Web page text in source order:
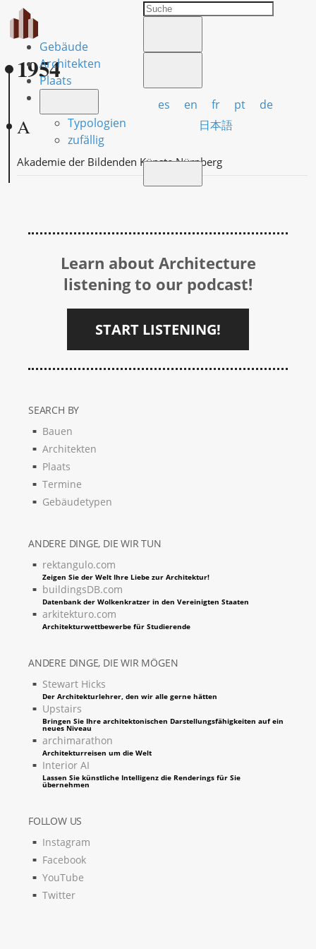
Gebäude
Architekten
Plaats
Typologien
zufällig
es en fr pt
de
日本語
1954
A
Akademie der Bildenden Künste Nürnberg
Learn about Architecture
listening to our podcast!
START LISTENING!
SEARCH BY
Bauen
Architekten
Plaats
Termine
Gebäudetypen
ANDERE DINGE, DIE WIR TUN
rektangulo.com
Zeigen Sie der Welt Ihre Liebe zur Architektur!
buildingsDB.com
Datenbank der Wolkenkratzer in den Vereinigten Staaten
arkitekturo.com
Architekturwettbewerbe für Studierende
ANDERE DINGE, DIE WIR MÖGEN
Stewart Hicks
Der Architekturlehrer, den wir alle gerne hätten
Upstairs
Bringen Sie Ihre architektonischen Darstellungsfähigkeiten auf ein
neues Niveau
archimarathon
Architekturreisen um die Welt
Interior AI
Lassen Sie künstliche Intelligenz die Renderings für Sie
übernehmen
FOLLOW US
Instagram
Facebook
YouTube
Twitter